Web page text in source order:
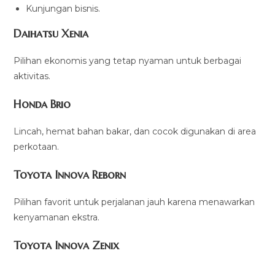
Kunjungan bisnis.
Daihatsu Xenia
Pilihan ekonomis yang tetap nyaman untuk berbagai
aktivitas.
Honda Brio
Lincah, hemat bahan bakar, dan cocok digunakan di area
perkotaan.
Toyota Innova Reborn
Pilihan favorit untuk perjalanan jauh karena menawarkan
kenyamanan ekstra.
Toyota Innova Zenix